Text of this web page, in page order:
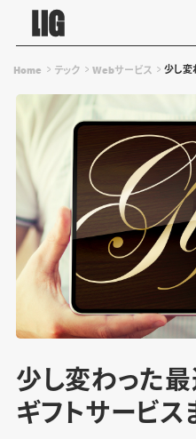
Home テック Webサービス 少し変
少し変わった
ギフトサービス